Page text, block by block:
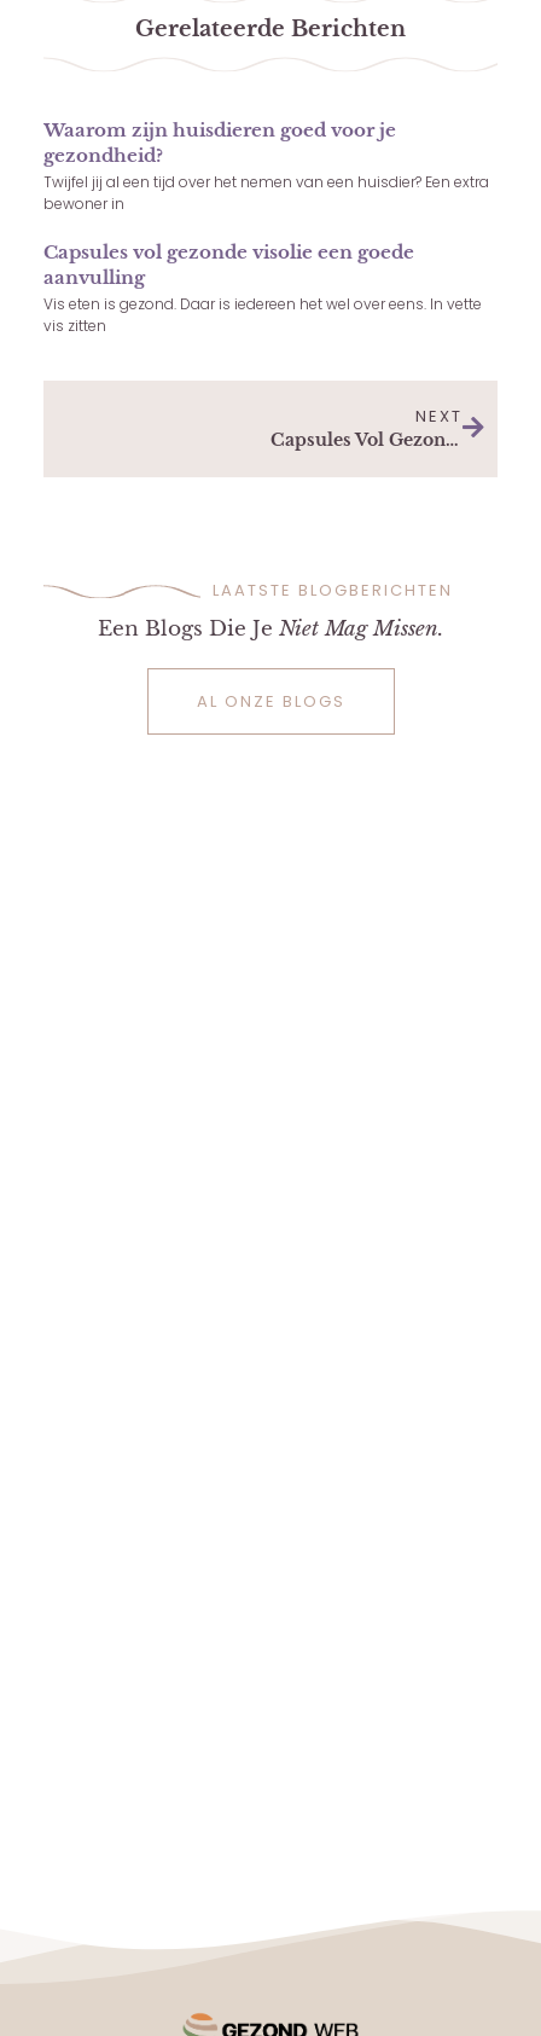
Gerelateerde Berichten
Waarom zijn huisdieren goed voor je
gezondheid?
Twijfel jij al een tijd over het nemen van een huisdier? Een extra
bewoner in
Capsules vol gezonde visolie een goede
aanvulling
Vis eten is gezond. Daar is iedereen het wel over eens. In vette
vis zitten
NEXT
Capsules Vol Gezonde Visolie Een Goede Aanvulling
LAATSTE BLOGBERICHTEN
Een Blogs Die Je Niet Mag Missen.
AL ONZE BLOGS